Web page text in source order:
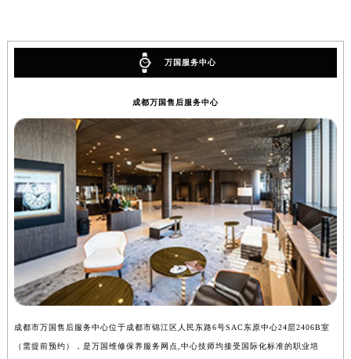
万国服务中心
成都万国售后服务中心
成都市万国售后服务中心位于成都市锦江区人民东路6号SAC东原中心24层2406B室
（需提前预约），是万国维修保养服务网点,中心技师均接受国际化标准的职业培